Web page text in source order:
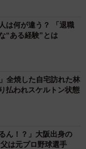
るを得ないとの発
署名活動をオンライ
した。その中間報告
下知事、仲川市
ろです。引き続き
ど被害対策を講じて
よう取り組んでいき
号線の中央分離帯
鹿の横断の多い場所
は何が違う？ 「退職
“ある経験”とは
全焼した自宅訪れた林
払われスケルトン状態
ん！？」大阪出身の
は元プロ野球選手